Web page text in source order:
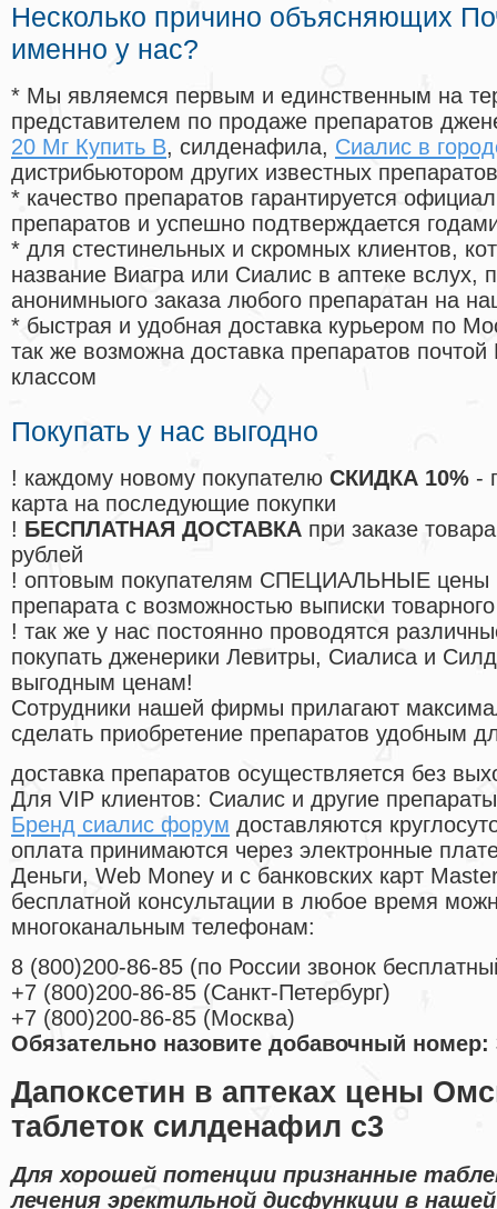
Несколько причино объясняющих
именно у нас?
* Мы являемся первым и единственным на
представителем по продаже препаратов
20 Мг Купить В, силденафила, Сиалис в
дистрибьютором других известных препаратов
* качество препаратов гарантируется
препаратов и успешно подтверждается
* для стестинельных и скромных клиентов,
название Виагра или Сиалис в аптеке вслух,
анонимныого заказа любого препаратан на
* быстрая и удобная доставка курьером по
так же возможна доставка препаратов
классом
Покупать у нас выгодно
! каждому новому покупателю СКИДКА 10% -
карта на последующие покупки
! БЕСПЛАТНАЯ ДОСТАВКА при заказе
рублей
! оптовым покупателям СПЕЦИАЛЬНЫЕ цены
препарата с возможностью выписки
! так же у нас постоянно проводятся
покупать дженерики Левитры, Сиалиса и
выгодным ценам!
Cотрудники нашей фирмы прилагают
сделать приобретение препаратов удобным
доставка препаратов осуществляется без
Для VIP клиентов: Сиалис и другие
Бренд сиалис форум доставляются
оплата принимаются через электронные
Деньги, Web Money и с банковских карт
бесплатной консультации в любое время
многоканальным телефонам:
8 (800)200-86-85 (по России звонок
+7 (800)200-86-85 (Санкт-Петербург)
+7 (800)200-86-85 (Москва)
Обязательно назовите добавочный номер:
Дапоксетин в аптеках цены
таблеток силденафил с3
Для хорошей потенции признанные
лечения эректильной дисфункции в